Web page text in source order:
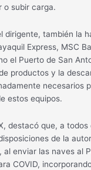
o subir carga.
dirigente, también la
Express, MSC
el Puerto de San
productos y la
necesarios
estos equipos.
destacó que, a
de la
al enviar las naves al
COVID,